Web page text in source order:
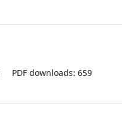
PDF downloads: 659